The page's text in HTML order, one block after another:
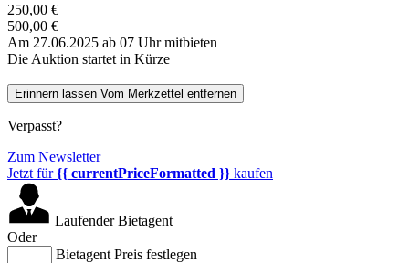
250,00 €
500,00 €
Am 27.06.2025 ab 07 Uhr mitbieten
Die Auktion startet in Kürze
Erinnern lassen Vom Merkzettel entfernen
Verpasst?
Zum Newsletter
Jetzt für{{ currentPriceFormatted }} kaufen
Laufender Bietagent
Oder
Bietagent Preis festlegen